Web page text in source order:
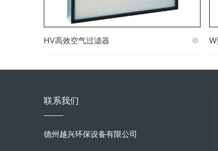
HV高效空气过滤器 W
联系我们
德州越兴环保设备有限公司